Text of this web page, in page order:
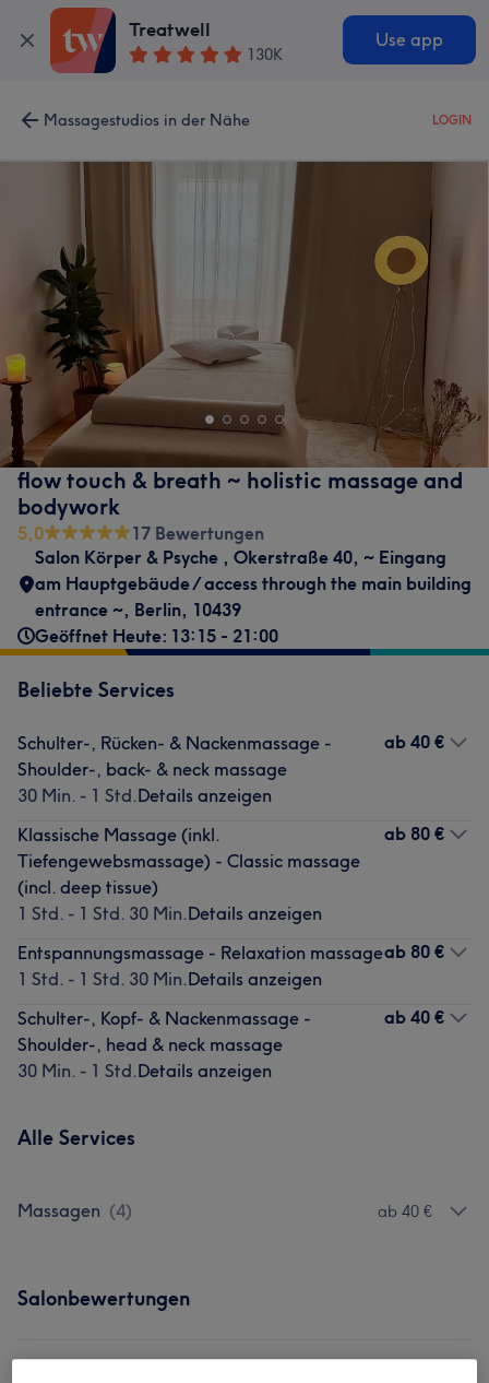
Treatwell
130K
Use app
Massagestudios in der Nähe LOGIN
flow touch & breath ~ holistic massage and
bodywork
5,0
17 Bewertungen
Salon Körper & Psyche , Okerstraße 40, ~ Eingang
am Hauptgebäude / access through the main building
entrance ~, Berlin, 10439
Geöffnet Heute: 13:15 - 21:00
Beliebte Services
Schulter-, Rücken- & Nackenmassage -
Shoulder-, back- & neck massage
30 Min. - 1 Std.Details anzeigen
ab 40 €
Klassische Massage (inkl.
Tiefengewebsmassage) - Classic massage
(incl. deep tissue)
1 Std. - 1 Std. 30 Min.Details anzeigen
ab 80 €
Entspannungsmassage - Relaxation massage
1 Std. - 1 Std. 30 Min.Details anzeigen
ab 80 €
Schulter-, Kopf- & Nackenmassage -
Shoulder-, head & neck massage
30 Min. - 1 Std.Details anzeigen
ab 40 €
Alle Services
Massagen (4) ab 40 €
Salonbewertungen